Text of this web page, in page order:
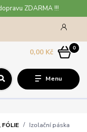
ZDARMA !!!
Menu
0
0,00 Kč
FÓLIE
Izolační páska